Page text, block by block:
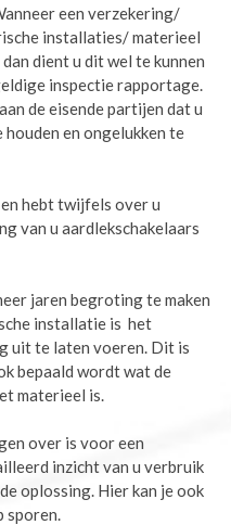
een verzekering/
installaties/ materieel
dient u dit wel te kunnen
inspectie rapportage.
de eisende partijen dat u
en ongelukken te
hebt twijfels over u
van u aardlekschakelaars
jaren begroting te maken
installatie is het
uit te laten voeren. Dit is
bepaald wordt wat de
materieel is.
over is voor een
inzicht van u verbruik
oplossing. Hier kan je ook
sporen.